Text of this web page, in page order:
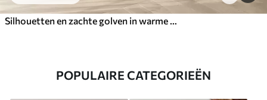
POPULAIRE CATEGORIEËN